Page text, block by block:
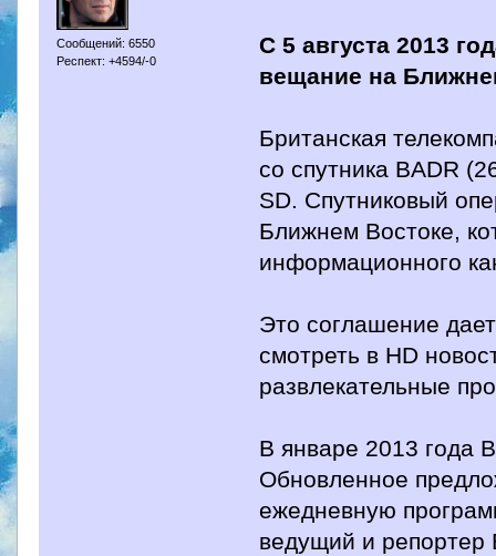
Сообщений: 6550
Респект: +4594/-0
С 5 августа 2013
вещание на
Британская
со спутника BADR
SD. Спутниковый
Ближнем Востоке,
информационного
Это соглашение
смотреть в HD
развлекательные
В январе 2013 года
Обновленное
ежедневную
ведущий и